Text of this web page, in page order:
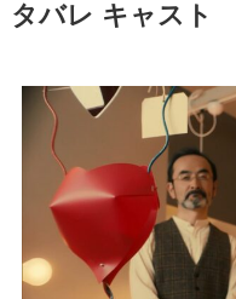
タバレ キャスト